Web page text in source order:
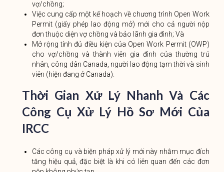
vợ/chồng;
Việc cung cấp một kế hoạch về chương trình Open Work
Permit (giấy phép lao động mở) mới cho cả người nộp
đơn thuộc diện vợ chồng và bảo lãnh gia đình; Và
Mở rộng tính đủ điều kiện của Open Work Permit (OWP)
cho vợ/chồng và thành viên gia đình của thường trú
nhân, công dân Canada, người lao động tạm thời và sinh
viên (hiện đang ở Canada).
Thời Gian Xử Lý Nhanh Và Các
Công Cụ Xử Lý Hồ Sơ Mới Của
IRCC
Các công cụ và biện pháp xử lý mới này nhằm mục đích
tăng hiệu quả, đặc biệt là khi có liên quan đến các đơn